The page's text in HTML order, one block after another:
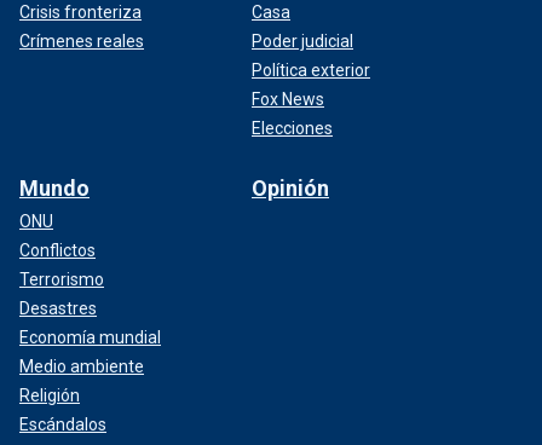
Crisis fronteriza
Crímenes reales
Casa
Poder judicial
Política exterior
Fox News
Elecciones
Mundo
ONU
Conflictos
Terrorismo
Desastres
Economía mundial
Medio ambiente
Religión
Escándalos
Opinión